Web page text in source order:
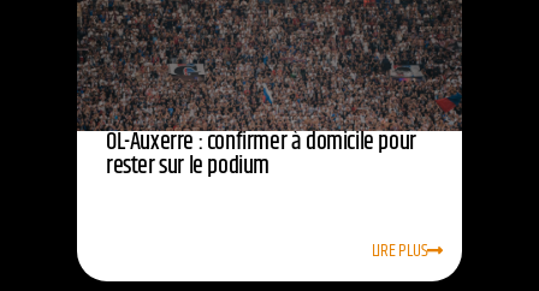
OL-Auxerre : confirmer à domicile pour
rester sur le podium
LIRE PLUS